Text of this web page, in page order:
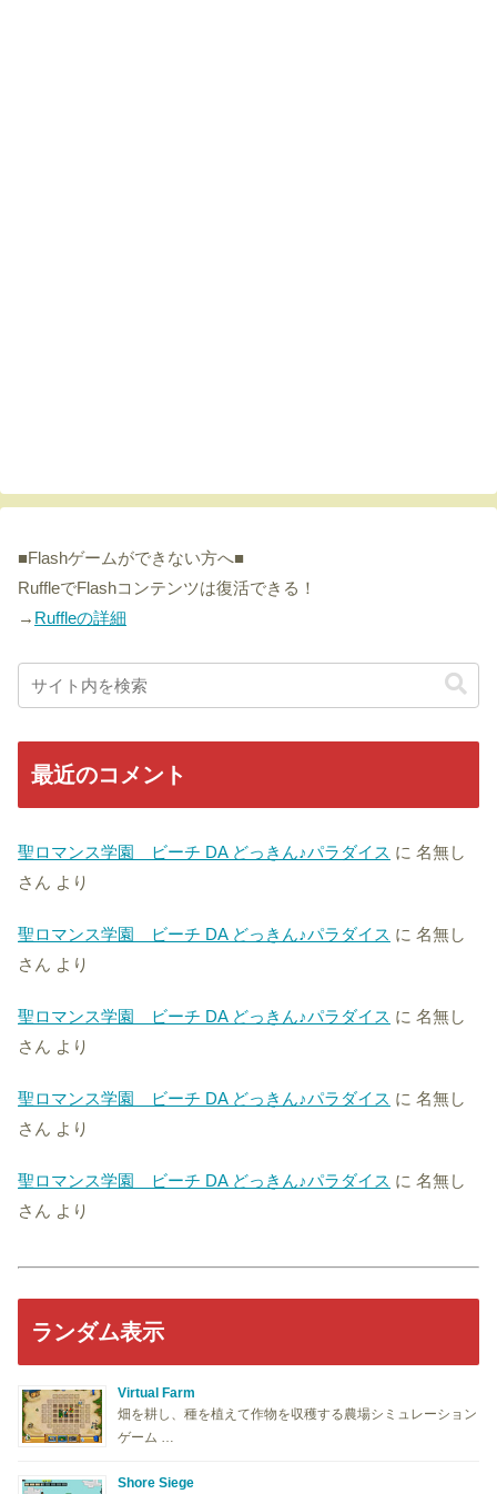
■Flashゲームができない方へ■
RuffleでFlashコンテンツは復活できる！
→ Ruffleの詳細
最近のコメント
聖ロマンス学園 ビーチ DA どっきん♪パラダイス に 名無し
さん より
聖ロマンス学園 ビーチ DA どっきん♪パラダイス に 名無し
さん より
聖ロマンス学園 ビーチ DA どっきん♪パラダイス に 名無し
さん より
聖ロマンス学園 ビーチ DA どっきん♪パラダイス に 名無し
さん より
聖ロマンス学園 ビーチ DA どっきん♪パラダイス に 名無し
さん より
ランダム表示
Virtual Farm
畑を耕し、種を植えて作物を収穫する農場シミュレーション
ゲーム …
Shore Siege